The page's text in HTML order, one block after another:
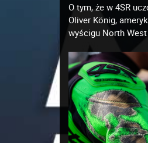
O tym, że w 4SR
Oliver König,
wyścigu North